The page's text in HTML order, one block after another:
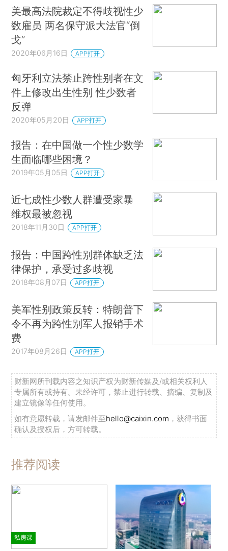
美最高法院裁定不得歧视性少
数雇员 两名保守派大法官“倒
戈”
2020年06月16日 APP打开
匈牙利立法禁止跨性别者在文
件上修改出生性别 性少数者
反弹
2020年05月20日 APP打开
报告：在中国做一个性少数学
生面临哪些困境？
2019年05月05日 APP打开
近七成性少数人群遭受家暴
维权最被忽视
2018年11月30日 APP打开
报告：中国跨性别群体缺乏法
律保护，承受过多歧视
2018年08月07日 APP打开
美军性别政策反转：特朗普下
令不再为跨性别军人报销手术
费
2017年08月26日 APP打开
财新网所刊载内容之知识产权为财新传媒及/或相关权利人
专属所有或持有。未经许可，禁止进行转载、摘编、复制及
建立镜像等任何使用。
如有意愿转载，请发邮件至hello@caixin.com ，获得书面
确认及授权后，方可转载。
推荐阅读
私房课